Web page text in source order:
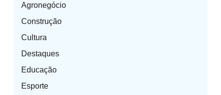
Agronegócio
Construção
Cultura
Destaques
Educação
Esporte